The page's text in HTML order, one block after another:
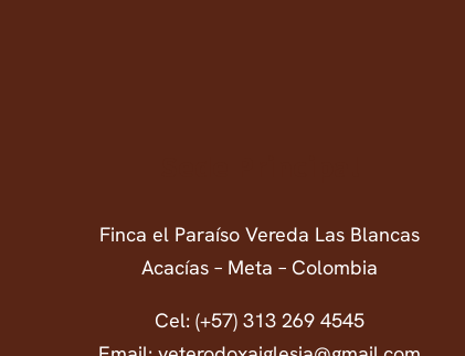
Finca el Paraíso Vereda Las Blancas
Acacías – Meta – Colombia
Cel: (+57) 313 269 4545